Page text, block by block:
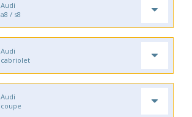
Audi
a8 / s8
Audi
cabriolet
Audi
coupe